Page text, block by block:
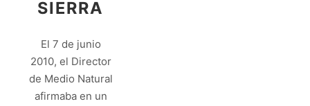
SIERRA
El 7 de junio
2010, el Director
de Medio Natural
afirmaba en un